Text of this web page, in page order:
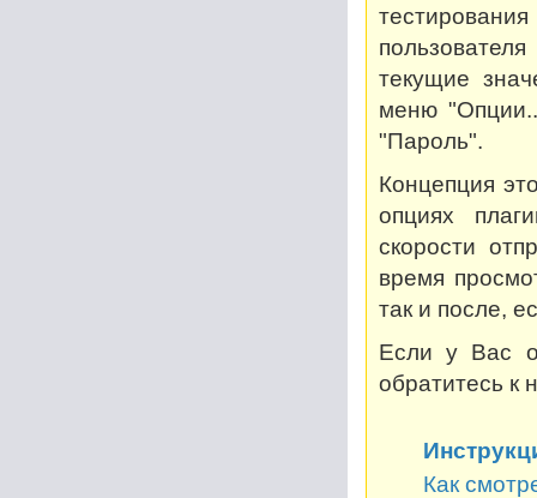
текущие
меню
"Пароль".
Концепция
опциях
скорости
время
так и после,
Если у Вас
обратитесь к
Как